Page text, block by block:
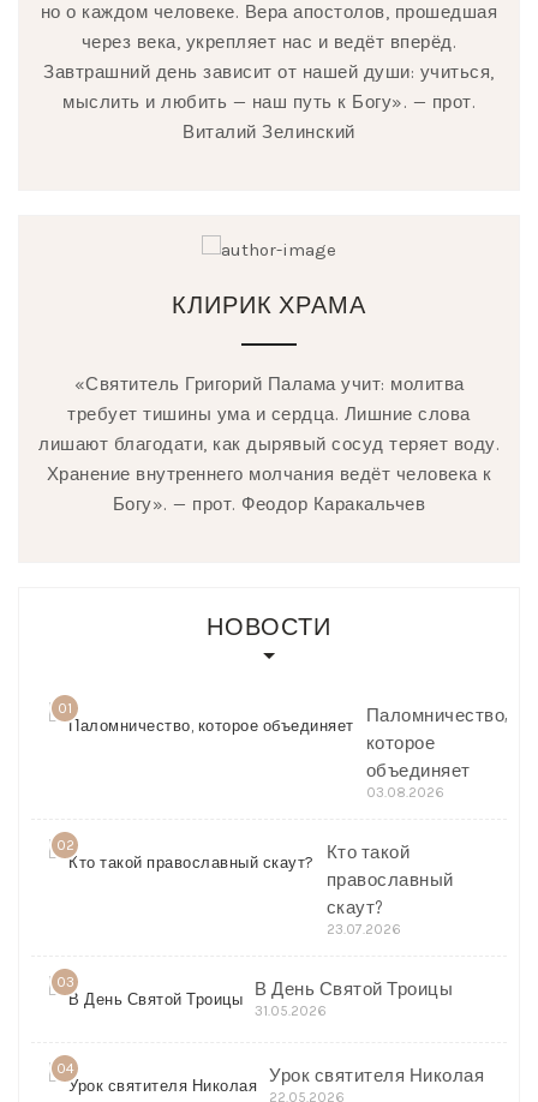
но о каждом человеке. Вера апостолов, прошедшая
через века, укрепляет нас и ведёт вперёд.
Завтрашний день зависит от нашей души: учиться,
мыслить и любить — наш путь к Богу». — прот.
Виталий Зелинский
КЛИРИК ХРАМА
«Святитель Григорий Палама учит: молитва
требует тишины ума и сердца. Лишние слова
лишают благодати, как дырявый сосуд теряет воду.
Хранение внутреннего молчания ведёт человека к
Богу». — прот. Феодор Каракальчев
НОВОСТИ
01
Паломничество,
которое
объединяет
03.08.2026
02
Кто такой
православный
скаут?
23.07.2026
03 В День Святой Троицы
31.05.2026
04 Урок святителя Николая
22.05.2026